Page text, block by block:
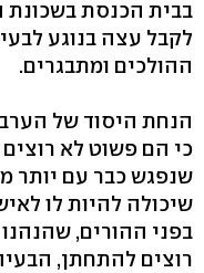
בבית הכנסת
לקבל עצה בנוגע
ההולכים ומתבגרים.
הנחת היסוד של
כי הם פשוט לא
שיכולה להיות לו
בפני ההורים,
רוצים להתחתן,